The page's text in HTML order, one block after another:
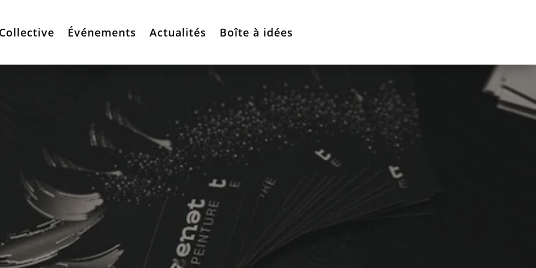
Événements Actualités Boîte à idées